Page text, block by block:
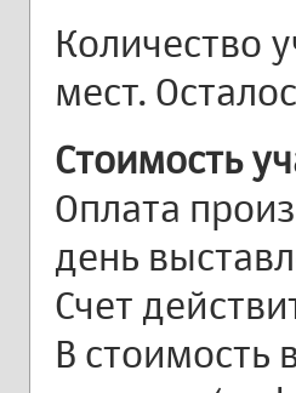
Количество
мест.
Стоимость
Оплата
день
Счет
В стоимость